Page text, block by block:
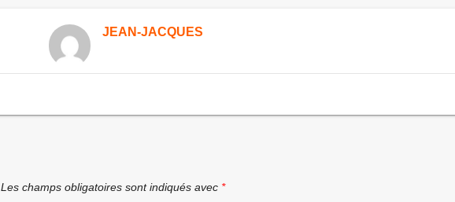
JEAN-JACQUES
Les champs obligatoires sont indiqués avec *